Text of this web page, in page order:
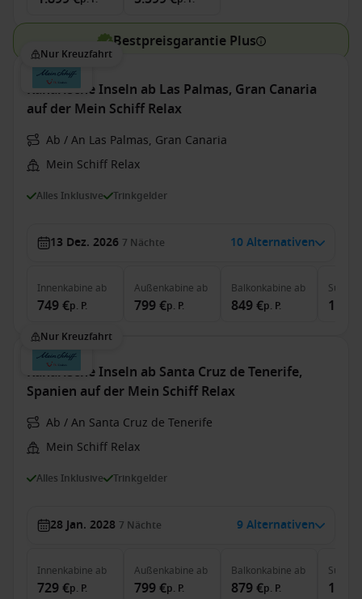
Bestpreisgarantie Plus
Nur Kreuzfahrt
Kanarische Inseln ab Las Palmas, Gran Canaria
auf der Mein Schiff Relax
Ab / An Las Palmas, Gran Canaria
Mein Schiff Relax
Alles Inklusive Trinkgelder
13 Dez. 2026 7 Nächte 10 Alternativen
Innenkabine ab
749 €p. P.
Außenkabine ab
799 €p. P.
Balkonkabine ab
849 €p. P.
Suite
Nur Kreuzfahrt
Kanarische Inseln ab Santa Cruz de Tenerife,
Spanien auf der Mein Schiff Relax
Ab / An Santa Cruz de Tenerife
Mein Schiff Relax
Alles Inklusive Trinkgelder
28 Jan. 2028 7 Nächte 9 Alternativen
Innenkabine ab
729 €p. P.
Außenkabine ab
799 €p. P.
Balkonkabine ab
879 €p. P.
Suite